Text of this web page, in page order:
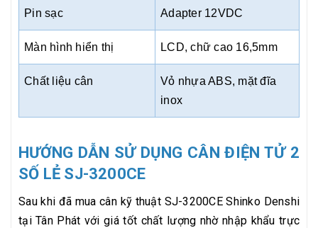
Pin sạc Adapter 12VDC
Màn hình hiển thị LCD, chữ cao 16,5mm
Chất liệu cân
Vỏ nhựa ABS, mặt đĩa
inox
HƯỚNG DẪN SỬ DỤNG CÂN ĐIỆN TỬ 2
SỐ LẺ SJ-3200CE
Sau khi đã mua cân kỹ thuật SJ-3200CE Shinko Denshi
tại Tân Phát với giá tốt chất lượng nhờ nhập khẩu trực